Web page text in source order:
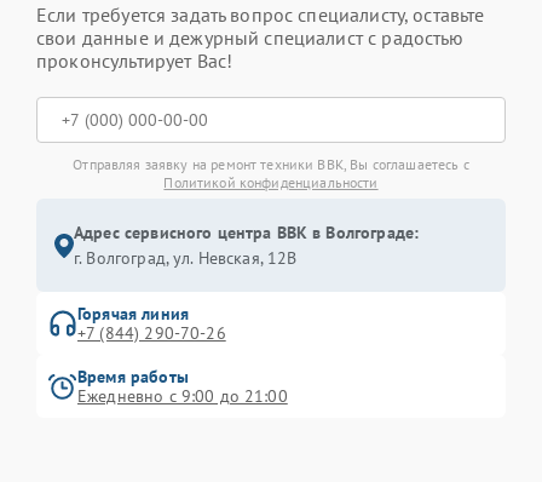
Если требуется задать вопрос специалисту, оставьте
свои данные и дежурный специалист с радостью
проконсультирует Вас!
Отправляя заявку на ремонт техники BBK, Вы соглашаетесь с
Политикой конфиденциальности
Адрес сервисного центра BBK в Волгограде:
г. Волгоград, ул. Невская, 12В
Горячая линия
+7 (844) 290-70-26
Время работы
Ежедневно с 9:00 до 21:00